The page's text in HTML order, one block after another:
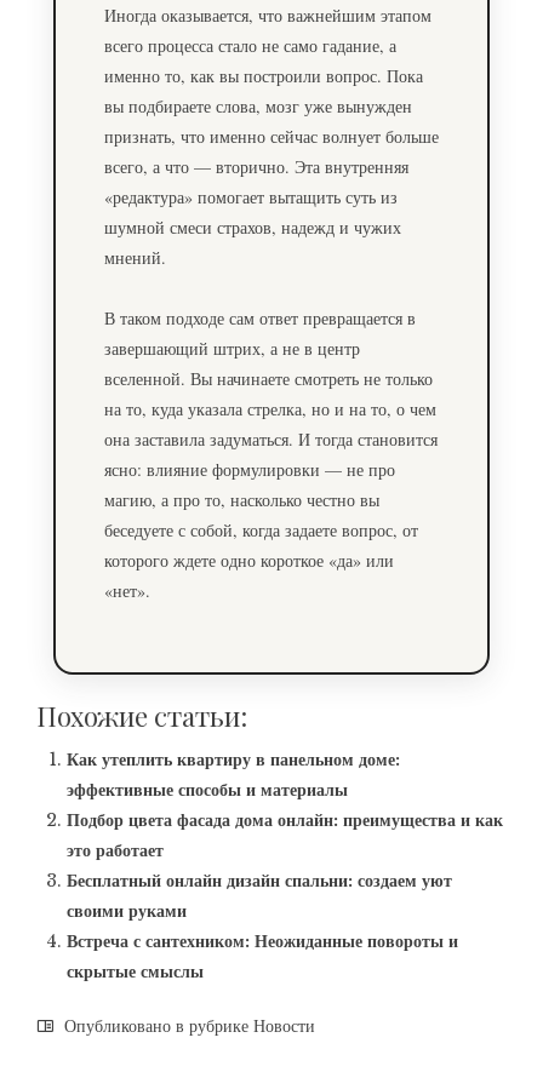
Иногда оказывается, что важнейшим этапом
всего процесса стало не само гадание, а
именно то, как вы построили вопрос. Пока
вы подбираете слова, мозг уже вынужден
признать, что именно сейчас волнует больше
всего, а что — вторично. Эта внутренняя
«редактура» помогает вытащить суть из
шумной смеси страхов, надежд и чужих
мнений.
В таком подходе сам ответ превращается в
завершающий штрих, а не в центр
вселенной. Вы начинаете смотреть не только
на то, куда указала стрелка, но и на то, о чем
она заставила задуматься. И тогда становится
ясно: влияние формулировки — не про
магию, а про то, насколько честно вы
беседуете с собой, когда задаете вопрос, от
которого ждете одно короткое «да» или
«нет».
Похожие статьи:
Как утеплить квартиру в панельном доме:
эффективные способы и материалы
Подбор цвета фасада дома онлайн: преимущества и как
это работает
Бесплатный онлайн дизайн спальни: создаем уют
своими руками
Встреча с сантехником: Неожиданные повороты и
скрытые смыслы
Опубликовано в рубрике Новости